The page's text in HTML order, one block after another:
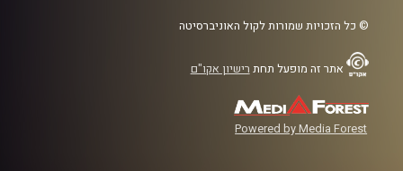
© כל הזכויות שמורות לקול האוניברסיטה
אתר זה מופעל תחת רישיון אקו"ם
Powered by Media Forest